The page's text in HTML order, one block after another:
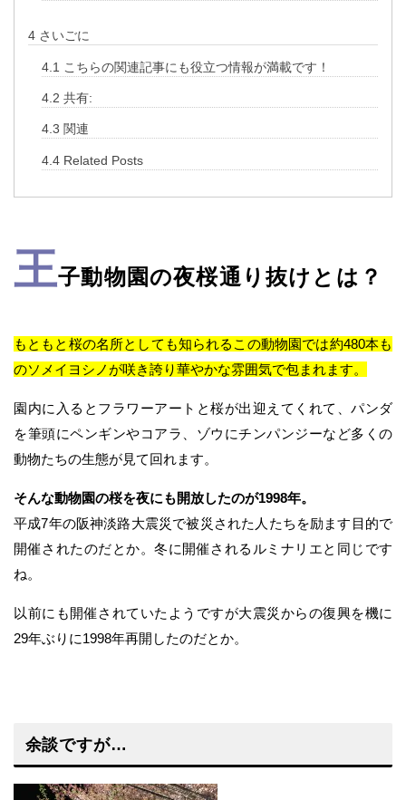
4 さいごに
4.1 こちらの関連記事にも役立つ情報が満載です！
4.2 共有:
4.3 関連
4.4 Related Posts
王子動物園の夜桜通り抜けとは？
もともと桜の名所としても知られるこの動物園では約480本も
のソメイヨシノが咲き誇り華やかな雰囲気で包まれます。
園内に入るとフラワーアートと桜が出迎えてくれて、パンダ
を筆頭にペンギンやコアラ、ゾウにチンパンジーなど多くの
動物たちの生態が見て回れます。
そんな動物園の桜を夜にも開放したのが1998年。
平成7年の阪神淡路大震災で被災された人たちを励ます目的で
開催されたのだとか。冬に開催されるルミナリエと同じです
ね。
以前にも開催されていたようですが大震災からの復興を機に
29年ぶりに1998年再開したのだとか。
余談ですが…